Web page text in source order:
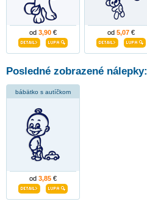
od 3,90 € od 5,07 €
Posledné zobrazené nálepky:
bábätko s autíčkom
od 3,85 €